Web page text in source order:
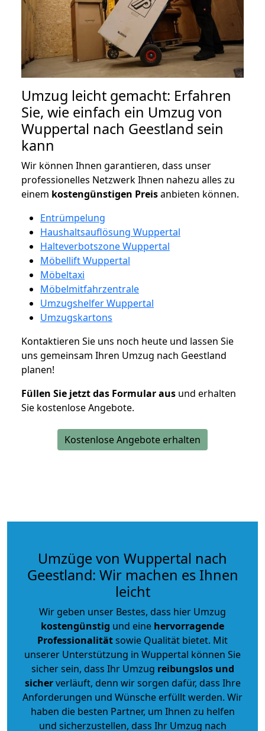
Umzug leicht gemacht: Erfahren
Sie, wie einfach ein Umzug von
Wuppertal nach Geestland sein
kann
Wir können Ihnen garantieren, dass unser
professionelles Netzwerk Ihnen nahezu alles zu
einem kostengünstigen Preisanbieten können.
Entrümpelung
Haushaltsauflösung Wuppertal
Halteverbotszone Wuppertal
Möbellift Wuppertal
Möbeltaxi
Möbelmitfahrzentrale
Umzugshelfer Wuppertal
Umzugskartons
Kontaktieren Sie uns noch heute und lassen Sie
uns gemeinsam Ihren Umzug nach Geestland
planen!
Füllen Sie jetzt das Formular aus und erhalten
Sie kostenlose Angebote.
Kostenlose Angebote erhalten
Umzüge von Wuppertal nach
Geestland: Wir machen es Ihnen
leicht
Wir geben unser Bestes, dass hier Umzug
kostengünstig und eine hervorragende
Professionalitätsowie Qualität bietet. Mit
unserer Unterstützung in Wuppertal können Sie
sicher sein, dass Ihr Umzug reibungslos und
sicherverläuft, denn wir sorgen dafür, dass Ihre
Anforderungen und Wünsche erfüllt werden. Wir
haben die besten Partner, um Ihnen zu helfen
und sicherzustellen, dass Ihr Umzug nach